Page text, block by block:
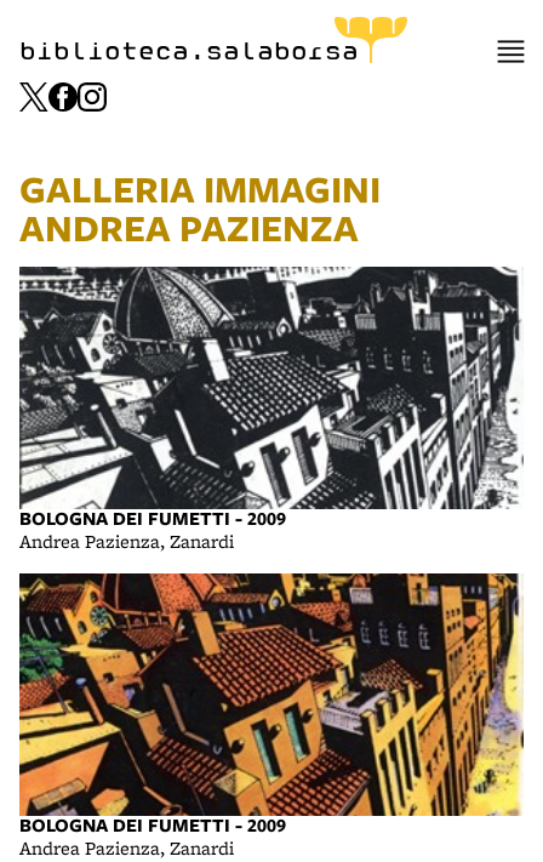
biblioteca.salaborsa
GALLERIA IMMAGINI
ANDREA PAZIENZA
BOLOGNA DEI FUMETTI - 2009
Andrea Pazienza, Zanardi
BOLOGNA DEI FUMETTI - 2009
Andrea Pazienza, Zanardi